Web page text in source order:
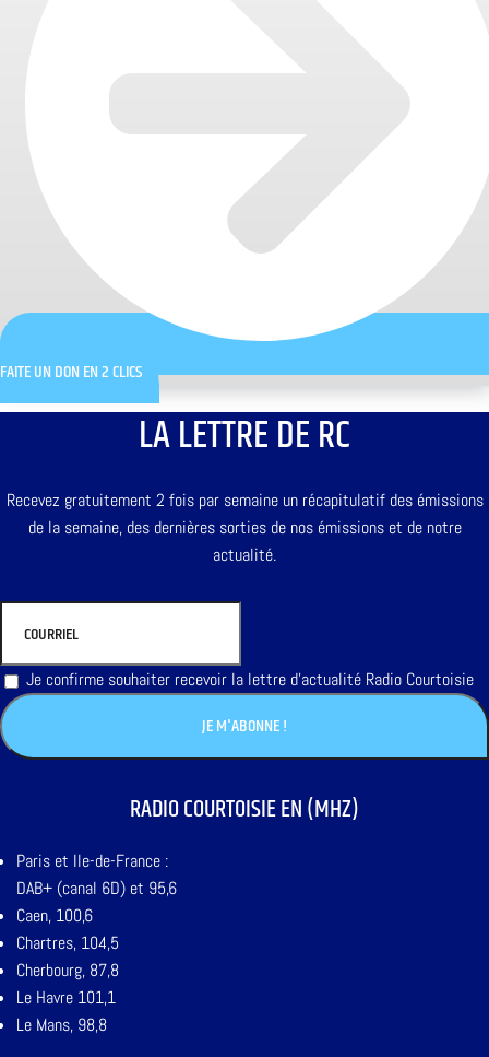
FAITE UN DON EN 2 CLICS
LA LETTRE DE RC
Recevez gratuitement 2 fois par semaine un récapitulatif des émissions
de la semaine, des dernières sorties de nos émissions et de notre
actualité.
Je confirme souhaiter recevoir la lettre d'actualité Radio Courtoisie
RADIO COURTOISIE EN (MHZ)
Paris et Ile-de-France :
DAB+ (canal 6D) et 95,6
Caen, 100,6
Chartres, 104,5
Cherbourg, 87,8
Le Havre 101,1
Le Mans, 98,8